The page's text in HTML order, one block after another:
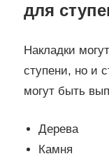
для
Накладки
ступени, но и
могут быть
Дерева
Камня